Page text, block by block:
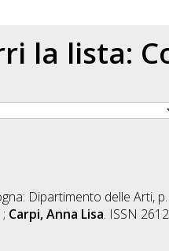
la lista:
Dipartimento delle Arti,
; Carpi, Anna Lisa. ISSN